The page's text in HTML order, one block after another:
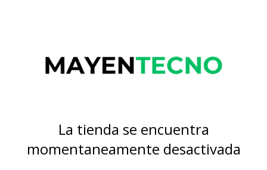
La tienda se encuentra
momentaneamente desactivada